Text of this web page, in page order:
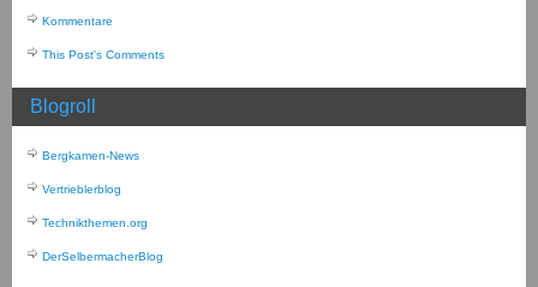
Kommentare
This Post's Comments
Blogroll
Bergkamen-News
Vertrieblerblog
Technikthemen.org
DerSelbermacherBlog